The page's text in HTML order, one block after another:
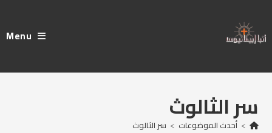
content
Menu
سر الثالوث
> أحدث الموضوعات > سر الثالوث